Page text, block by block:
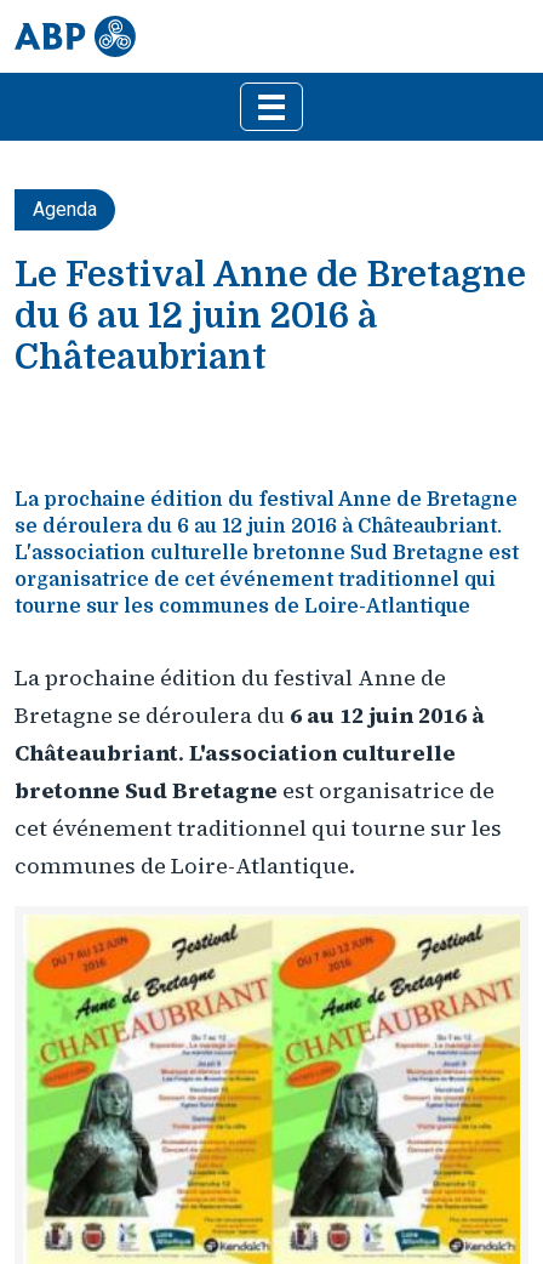
Agenda
Le Festival Anne de Bretagne
du 6 au 12 juin 2016 à
Châteaubriant
La prochaine édition du festival Anne de Bretagne
se déroulera du 6 au 12 juin 2016 à Châteaubriant.
L'association culturelle bretonne Sud Bretagne est
organisatrice de cet événement traditionnel qui
tourne sur les communes de Loire-Atlantique
La prochaine édition du festival Anne de
Bretagne se déroulera du 6 au 12 juin 2016 à
Châteaubriant. L'association culturelle
bretonne Sud Bretagne est organisatrice de
cet événement traditionnel qui tourne sur les
communes de Loire-Atlantique.